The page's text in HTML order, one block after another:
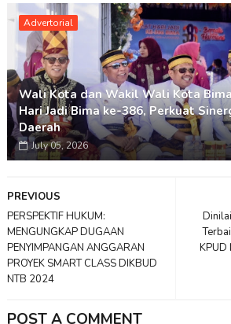
Advertorial
Wali Kota dan Wakil Wali Kota
Hari Jadi Bima ke-386, Perkuat
Daerah
July 05, 2026
KPUD
PREVIOUS
PERSPEKTIF HUKUM:
MENGUNGKAP DUGAAN
PENYIMPANGAN ANGGARAN
PROYEK SMART CLASS DIKBUD
NTB 2024
POST A COMMENT